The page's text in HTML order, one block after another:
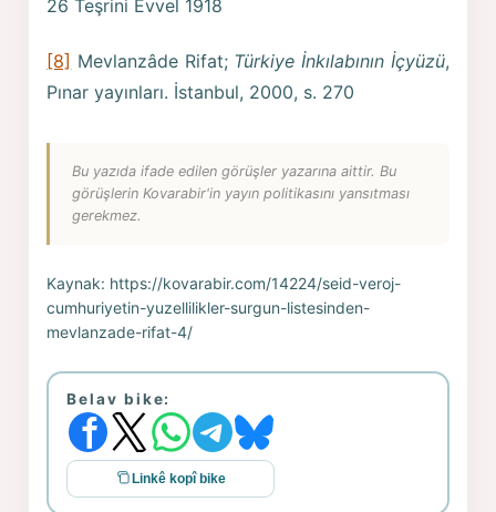
26 Teşrini Evvel 1918
[8] Mevlanzâde Rifat; Türkiye İnkılabının İçyüzü,
Pınar yayınları. İstanbul, 2000, s. 270
Bu yazıda ifade edilen görüşler yazarına aittir. Bu
görüşlerin Kovarabir'in yayın politikasını yansıtması
gerekmez.
Kaynak: https://kovarabir.com/14224/seid-veroj-
cumhuriyetin-yuzellilikler-surgun-listesinden-
mevlanzade-rifat-4/
Belav bike:
Linkê kopî bike